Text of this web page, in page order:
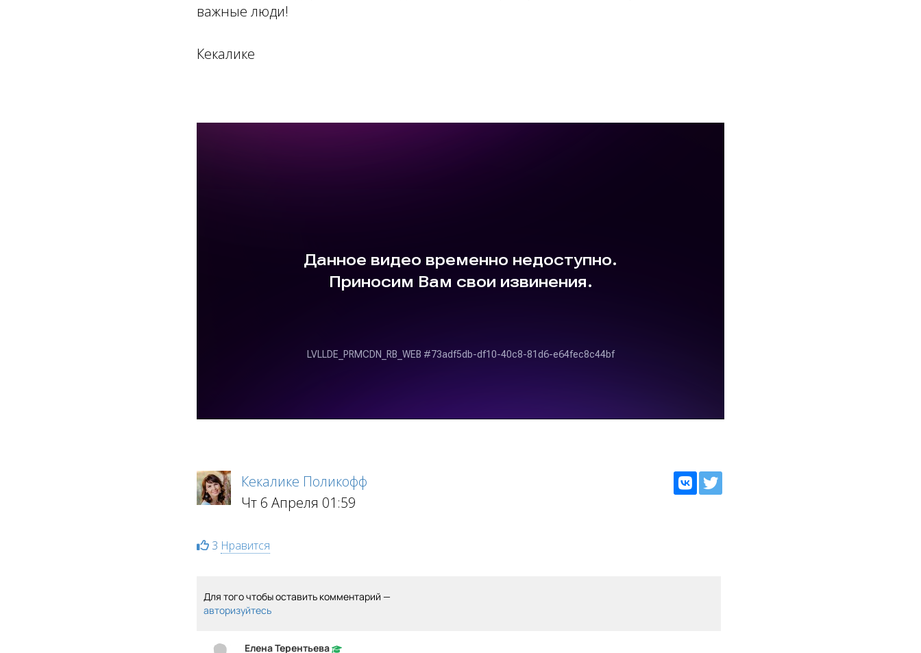
важные люди!
Кекалике
Кекалике Поликофф
Чт 6 Апреля 01:59
3 Нравится
Для того чтобы оставить комментарий —
авторизуйтесь
Елена Терентьева